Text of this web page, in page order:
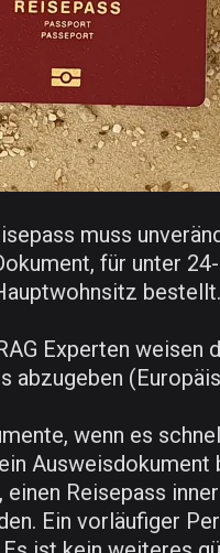
muss
für unter
bestellt.
Experten
abzugeben
wenn es
Ausweisdokument
Reisepass
Ein vorläufiger